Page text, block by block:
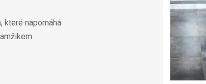
, které napomáhá